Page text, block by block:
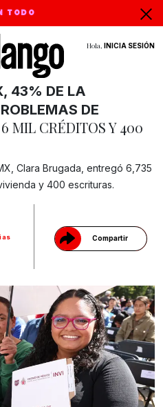
TODO
Hola, INICIA SESIÓN
Compartir
Gracias!
43% DE LA
DE
MIL CRÉDITOS Y 400
Clara Brugada, entregó 6,735
y 400 escrituras.